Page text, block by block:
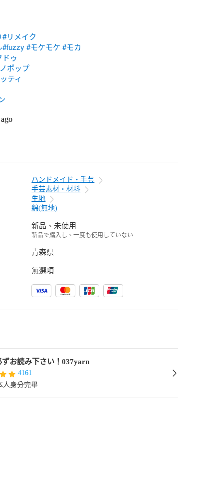
#リメイク
#fuzzy #モケモケ #モカ
ゥ
ポップ
ティ
ハンドメイド・手芸
手芸素材・材料
生地
綿(無地)
新品、未使用
新品で購入し、一度も使用していない
青森県
無選項
ずお読み下さい！037yarn
4161
人身分完畢